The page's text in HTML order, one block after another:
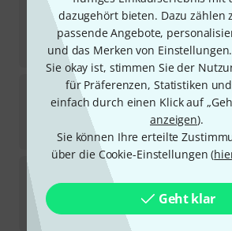
dazugehört bieten. Dazu zählen
passende Angebote,
und das Merken von
Sie okay ist, stimmen Sie der
für Präferenzen, Statistiken
einfach durch einen Klick auf
anzeigen).
Sie können Ihre erteilte
über die Cookie-Einstellungen (
Geht klar
WallaceTWC-551 Bass
2
In ca. einer Woche lieferbar
115€
WallaceTWC-331 Eb Trpt
Sofort lieferbar
52 €
Wallace
In 2–3 Wochen lieferbar
105€